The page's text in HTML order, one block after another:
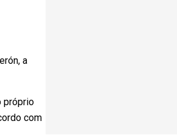
a
próprio
com